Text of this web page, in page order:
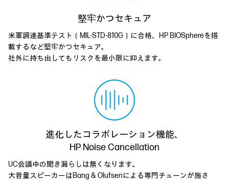
堅牢かつセキュア
米軍調達基準テスト（MIL-STD-810G）に合格、HP BIOSphereを搭
載するなど堅牢かつセキュア。
社外に持ち出してもリスクを最小限に抑えます。
進化したコラボレーション機能、
HP Noise Cancellation
UC会議中の聞き漏らしは無くなります。
大音量スピーカーはBang & Olufsenによる専門チューンが施さ